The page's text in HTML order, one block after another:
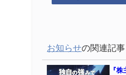
お知らせの関連記事
『